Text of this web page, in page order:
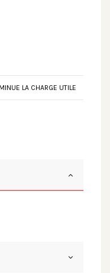
LA CHARGE UTILE